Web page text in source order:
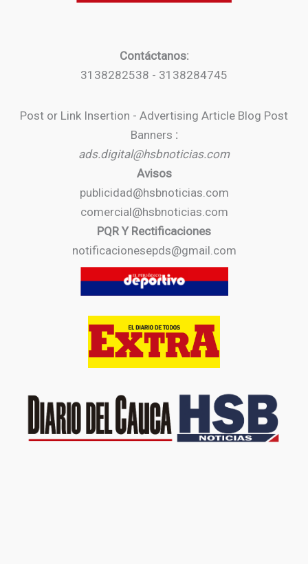
Contáctanos:
3138282538 - 3138284745
Post or Link Insertion - Advertising Article Blog Post
Banners :
ads.digital@hsbnoticias.com
Avisos
publicidad@hsbnoticias.com
comercial@hsbnoticias.com
PQR Y Rectificaciones
notificacionesepds@gmail.com